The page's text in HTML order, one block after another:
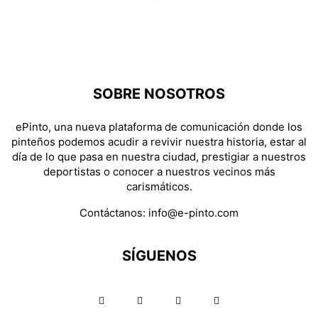
SOBRE NOSOTROS
ePinto, una nueva plataforma de comunicación donde los
pinteños podemos acudir a revivir nuestra historia, estar al
día de lo que pasa en nuestra ciudad, prestigiar a nuestros
deportistas o conocer a nuestros vecinos más
carismáticos.
Contáctanos: info@e-pinto.com
SÍGUENOS